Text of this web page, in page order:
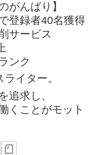
がんばり】
登録者40名獲得
サービス
ンク
イター。
追求し、
くことがモット